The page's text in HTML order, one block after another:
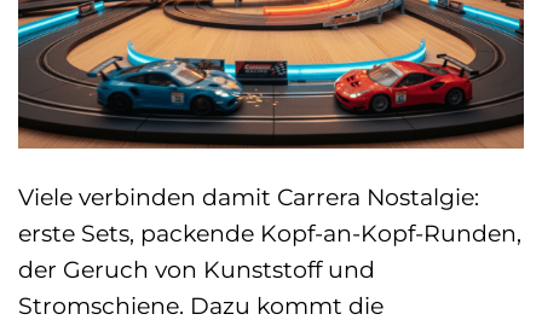
Viele verbinden damit Carrera Nostalgie:
erste Sets, packende Kopf-an-Kopf-Runden,
der Geruch von Kunststoff und
Stromschiene. Dazu kommt die